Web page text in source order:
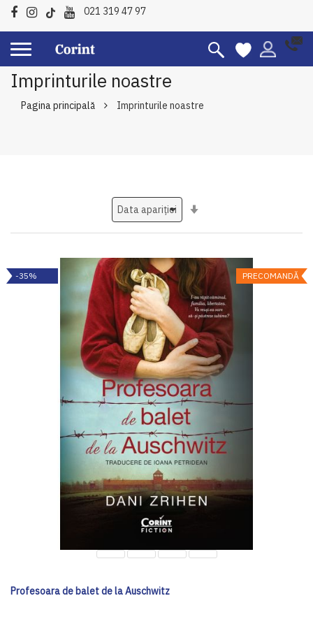
021 319 47 97
Imprinturile noastre
Pagina principală Imprinturile noastre
PRECOMANDĂ
-35%
Profesoara de balet de la Auschwitz